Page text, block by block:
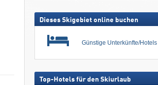
Dieses Skigebiet online buchen
Günstige Unterkünfte/Hotels
Top-Hotels für den Skiurlaub